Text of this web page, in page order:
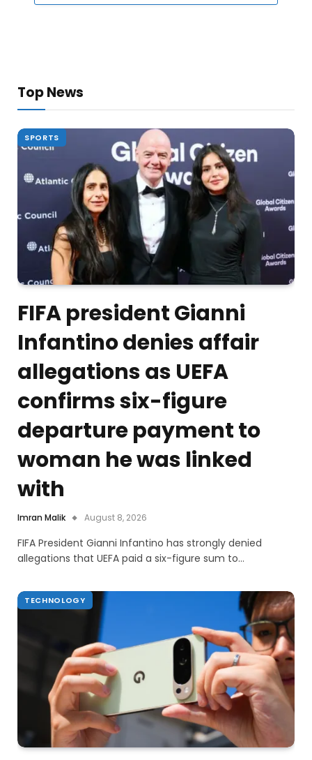
Top News
SPORTS
FIFA president Gianni
Infantino denies affair
allegations as UEFA
confirms six-figure
departure payment to
woman he was linked
with
Imran Malik August 8, 2026
FIFA President Gianni Infantino has strongly denied
allegations that UEFA paid a six-figure sum to…
TECHNOLOGY